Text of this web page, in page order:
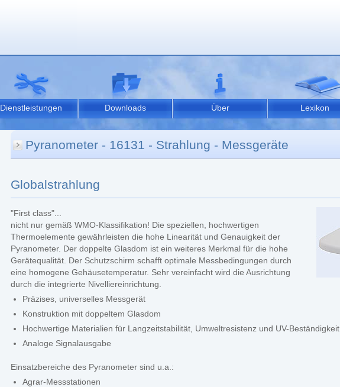
Dienstleistungen Downloads Über Lexikon
Pyranometer - 16131 - Strahlung - Messgeräte
Globalstrahlung
"First class"...
nicht nur gemäß WMO-Klassifikation! Die speziellen, hochwertigen
Thermoelemente gewährleisten die hohe Linearität und Genauigkeit der
Pyranometer. Der doppelte Glasdom ist ein weiteres Merkmal für die hohe
Gerätequalität. Der Schutzschirm schafft optimale Messbedingungen durch
eine homogene Gehäusetemperatur. Sehr vereinfacht wird die Ausrichtung
durch die integrierte Nivelliereinrichtung.
Präzises, universelles Messgerät
Konstruktion mit doppeltem Glasdom
Hochwertige Materialien für Langzeitstabilität, Umweltresistenz und UV-Beständigkeit
Analoge Signalausgabe
Einsatzbereiche des Pyranometer sind u.a.:
Agrar-Messstationen